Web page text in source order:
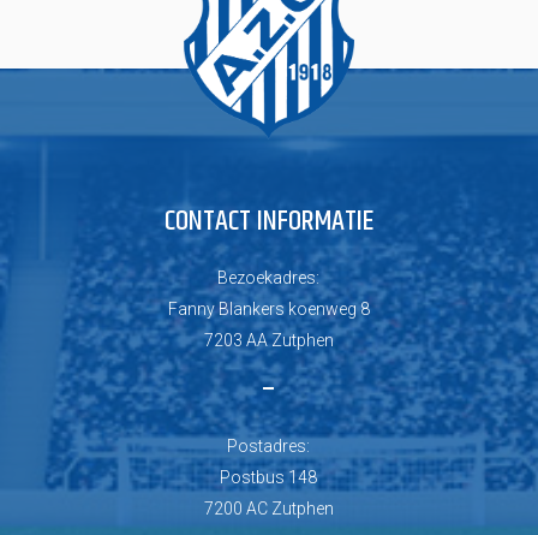
CONTACT INFORMATIE
Bezoekadres:
Fanny Blankers koenweg 8
7203 AA Zutphen
–
Postadres:
Postbus 148
7200 AC Zutphen